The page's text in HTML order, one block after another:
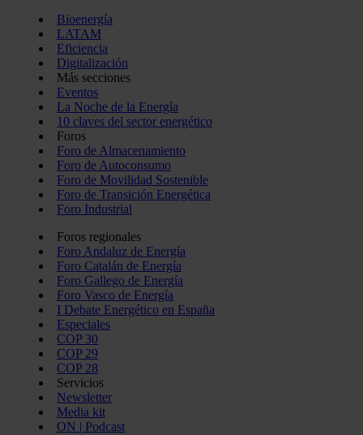
Bioenergía
LATAM
Eficiencia
Digitalización
Más secciones
Eventos
La Noche de la Energía
10 claves del sector energético
Foros
Foro de Almacenamiento
Foro de Autoconsumo
Foro de Movilidad Sostenible
Foro de Transición Energética
Foro Industrial
Foros regionales
Foro Andaluz de Energía
Foro Catalán de Energía
Foro Gallego de Energía
Foro Vasco de Energía
I Debate Energético en España
Especiales
COP 30
COP 29
COP 28
Servicios
Newsletter
Media kit
ON | Podcast